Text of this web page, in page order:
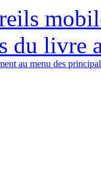
du livre
au menu des